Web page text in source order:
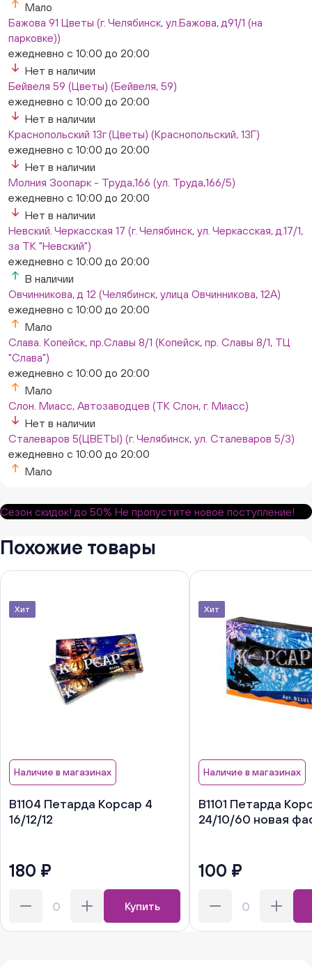
Мало
Бажова 91 Цветы (г. Челябинск, ул.Бажова, д91/1 (на
парковке))
ежедневно с 10:00 до 20:00
Нет в наличии
Бейвеля 59 (Цветы) (Бейвеля, 59)
ежедневно с 10:00 до 20:00
Нет в наличии
Краснопольский 13г (Цветы) (Краснопольский, 13Г)
ежедневно с 10:00 до 20:00
Нет в наличии
Молния Зоопарк - Труда,166 (ул. Труда,166/5)
ежедневно с 10:00 до 20:00
Нет в наличии
Невский. Черкасская 17 (г. Челябинск, ул. Черкасская, д.17/1,
за ТК "Невский")
ежедневно с 10:00 до 20:00
В наличии
Овчинникова, д 12 (Челябинск, улица Овчинникова, 12А)
ежедневно с 10:00 до 20:00
Мало
Слава. Копейск, пр.Славы 8/1 (Копейск, пр. Славы 8/1, ТЦ
"Слава")
ежедневно с 10:00 до 20:00
Мало
Слон. Миасс, Автозаводцев (ТК Слон, г. Миасс)
Нет в наличии
Сталеваров 5(ЦВЕТЫ) (г. Челябинск, ул. Сталеваров 5/3)
ежедневно с 10:00 до 20:00
Мало
Сезон скидок! до 50% Не пропустите новое поступление!
Похожие товары
Хит
Наличие в магазинах
В1104 Петарда Корсар 4
16/12/12
180 ₽
Купить
Хит
Наличие в магазинах
В1101 Петарда
24/10/60 новая
100 ₽